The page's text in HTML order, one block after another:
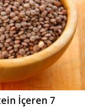
İçeren 7